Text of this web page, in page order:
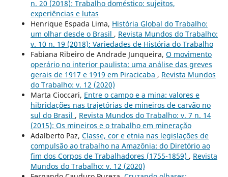
n. 20 (2018): Trabalho doméstico: sujeitos,
experiências e lutas
Henrique Espada Lima, História Global do Trabalho:
um olhar desde o Brasil , Revista Mundos do Trabalho:
v. 10 n. 19 (2018): Variedades de História do Trabalho
Fabiana Ribeiro de Andrade Junqueira, O movimento
operário no interior paulista: uma análise das greves
gerais de 1917 e 1919 em Piracicaba , Revista Mundos
do Trabalho: v. 12 (2020)
Marta Cioccari, Entre o campo e a mina: valores e
hibridações nas trajetórias de mineiros de carvão no
sul do Brasil , Revista Mundos do Trabalho: v. 7 n. 14
(2015): Os mineiros e o trabalho em mineração
Adalberto Paz, Classe, cor e etnia nas legislações de
compulsão ao trabalho na Amazônia: do Diretório ao
fim dos Corpos de Trabalhadores (1755-1859) , Revista
Mundos do Trabalho: v. 12 (2020)